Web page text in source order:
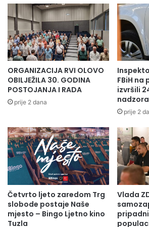
“Deset u pola”nastao je u produkciji
Turske radio-televizije (TRT) i uz
Visit Sarajevo.
“Deset u pola” publika može pogledati
repertoaru kina u BiH, regiji i u većim
gradovima. Regionalni kino-distributer
dugogodišnji partner Sarajevo Film
grupacija u saradnji sa kompanijama
Trailer filma: https://vimeo.com/
ORGANIZACIJA RVI OLOVO
OBILJEŽILA 30. GODINA
POSTOJANJA I RADA
prije 2 dana
FBiH na
izvršili
nadzora
prije 2
Četvrto ljeto zaredom Trg
slobode postaje Naše
mjesto – Bingo Ljetno kino
Tuzla
Vlada